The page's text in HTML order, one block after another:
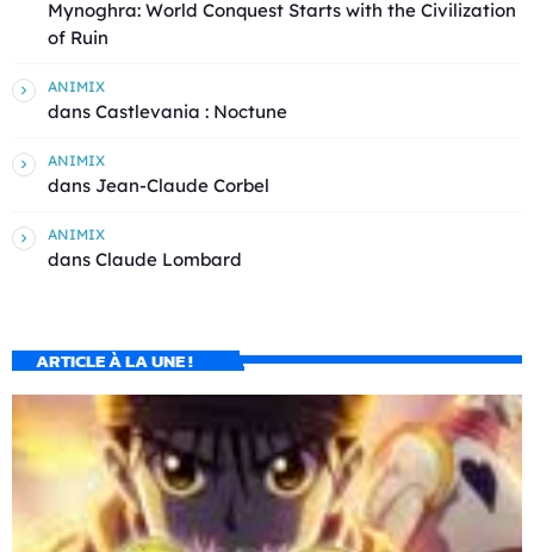
Mynoghra: World Conquest Starts with the Civilization
of Ruin
ANIMIX
dans Castlevania : Noctune
ANIMIX
dans Jean-Claude Corbel
ANIMIX
dans Claude Lombard
ARTICLE À LA UNE !